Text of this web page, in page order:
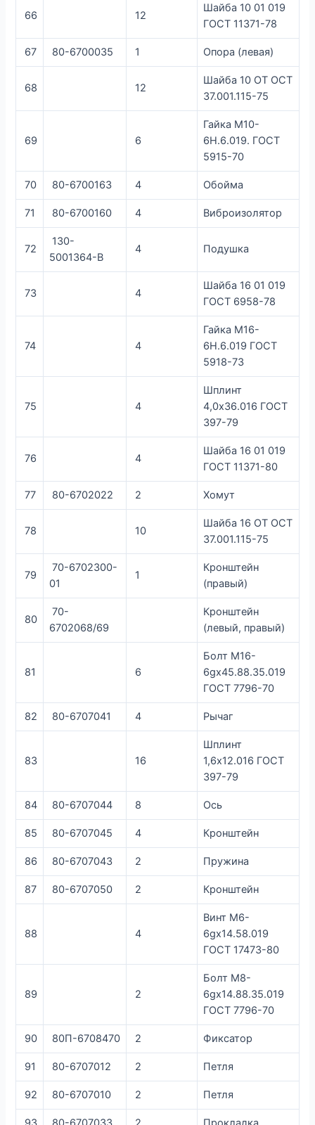
66 12
Шайба 10 01 019
ГОСТ 11371-78
67 80-6700035 1 Опора (левая)
68 12
Шайба 10 ОТ ОСТ
37.001.115-75
69 6
Гайка М10-
6Н.6.019. ГОСТ
5915-70
70 80-6700163 4 Обойма
71 80-6700160 4 Виброизолятор
72
130-
5001364-В
4 Подушка
73 4
Шайба 16 01 019
ГОСТ 6958-78
74 4
Гайка М16-
6Н.6.019 ГОСТ
5918-73
75 4
Шплинт
4,0х36.016 ГОСТ
397-79
76 4
Шайба 16 01 019
ГОСТ 11371-80
77 80-6702022 2 Хомут
78 10
Шайба 16 ОТ ОСТ
37.001.115-75
79
70-6702300-
01
1
Кронштейн
(правый)
80
70-
6702068/69
Кронштейн
(левый, правый)
81 6
Болт М16-
6gx45.88.35.019
ГОСТ 7796-70
82 80-6707041 4 Рычаг
83 16
Шплинт
1,6х12.016 ГОСТ
397-79
84 80-6707044 8 Ось
85 80-6707045 4 Кронштейн
86 80-6707043 2 Пружина
87 80-6707050 2 Кронштейн
88 4
Винт М6-
6gх14.58.019
ГОСТ 17473-80
89 2
Болт М8-
6gx14.88.35.019
ГОСТ 7796-70
90 80П-6708470 2 Фиксатор
91 80-6707012 2 Петля
92 80-6707010 2 Петля